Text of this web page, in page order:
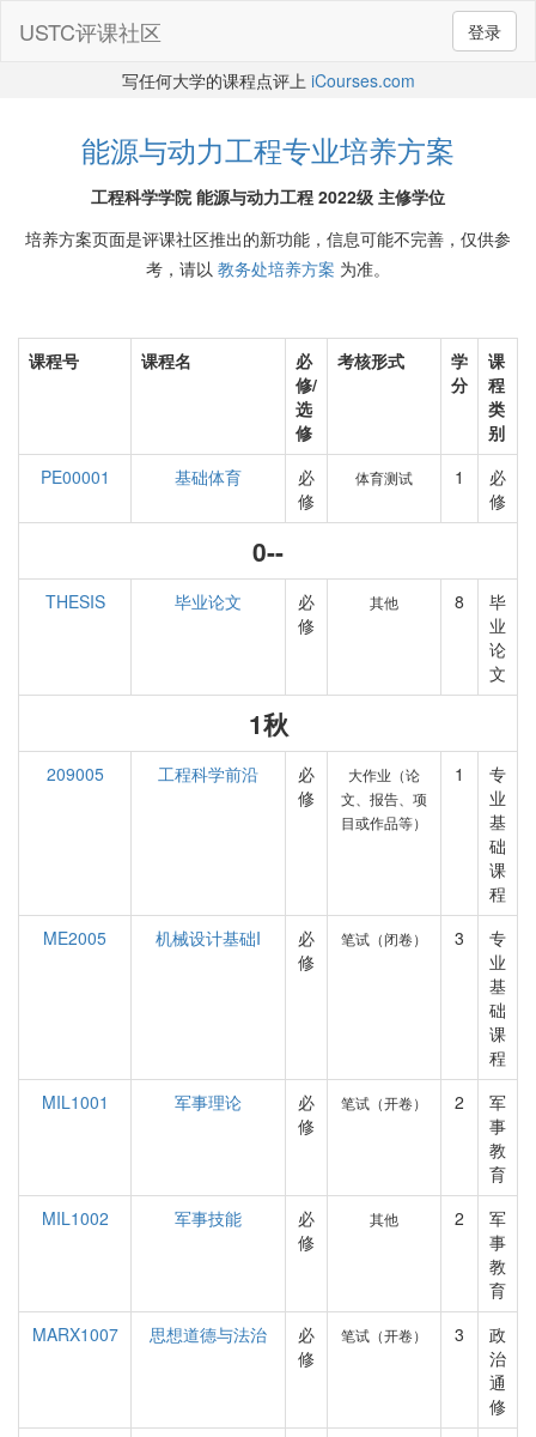
登录
USTC评课社区
写任何大学的课程点评上 iCourses.com
能源与动力工程专业培养方案
工程科学学院 能源与动力工程 2022级 主修学位
培养方案页面是评课社区推出的新功能，信息可能不完善，仅供参
考，请以 教务处培养方案 为准。
课程号 课程名
必
修/
选
修
考核形式
学
分
课
程
类
别
PE00001
基础体育
必
修
体育测试 1
必
修
0--
THESIS 毕业论文
必
修
其他 8
毕
业
论
文
1秋
209005 工程科学前沿
必
修
大作业（论
文、报告、项
目或作品等）
1
专
业
基
础
课
程
ME2005
机械设计基础I
必
修
笔试（闭卷） 3
专
业
基
础
课
程
MIL1001
军事理论
必
修
笔试（开卷） 2
军
事
教
育
MIL1002
军事技能
必
修
其他 2
军
事
教
育
MARX1007
思想道德与法治
必
修
笔试（开卷） 3
政
治
通
修